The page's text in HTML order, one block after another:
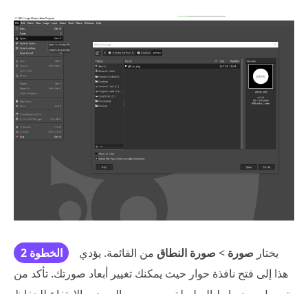
الخطوة 2 يختار صورة > صورة النطاق من القائمة. يؤدي
هذا إلى فتح نافذة حوار حيث يمكنك تغيير أبعاد صورتك. تأكد من